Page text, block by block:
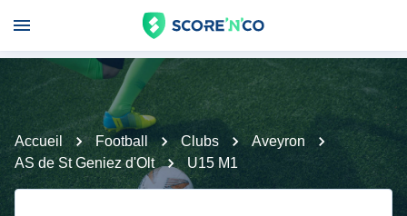
Accueil Football Clubs
Aveyron
AS de St Geniez d'Olt
U15 M1